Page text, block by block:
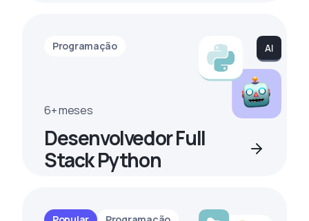
Programação
6+ meses
Desenvolvedor Full
Stack Python